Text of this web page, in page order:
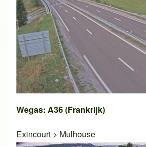
Wegas: A36 (Frankrijk)
Exincourt > Mulhouse